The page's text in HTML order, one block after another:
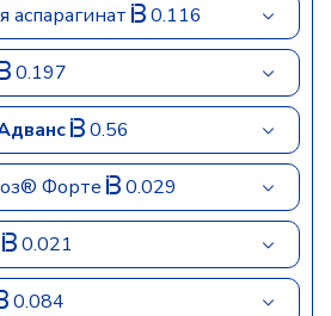
аспарагинат 0.116
0.197
0.56
Форте 0.029
0.021
0.084